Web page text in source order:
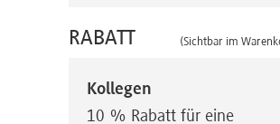
RABATT (Sichtbar im
Kollegen
10 % Rabatt für eine